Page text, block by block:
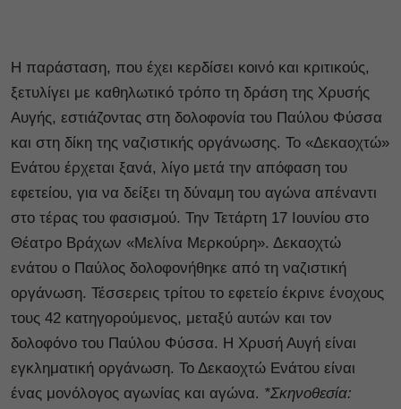
Η παράσταση, που έχει κερδίσει κοινό και κριτικούς,
ξετυλίγει με καθηλωτικό τρόπο τη δράση της Χρυσής
Αυγής, εστιάζοντας στη δολοφονία του Παύλου Φύσσα
και στη δίκη της ναζιστικής οργάνωσης. Το «Δεκαοχτώ»
Ενάτου έρχεται ξανά, λίγο μετά την απόφαση του
εφετείου, για να δείξει τη δύναμη του αγώνα απέναντι
στο τέρας του φασισμού. Την Τετάρτη 17 Ιουνίου στο
Θέατρο Βράχων «Μελίνα Μερκούρη». Δεκαοχτώ
ενάτου ο Παύλος δολοφονήθηκε από τη ναζιστική
οργάνωση. Τέσσερεις τρίτου το εφετείο έκρινε ένοχους
τους 42 κατηγορούμενος, μεταξύ αυτών και τον
δολοφόνο του Παύλου Φύσσα. Η Χρυσή Αυγή είναι
εγκληματική οργάνωση. Το Δεκαοχτώ Ενάτου είναι
ένας μονόλογος αγωνίας και αγώνα. *Σκηνοθεσία: